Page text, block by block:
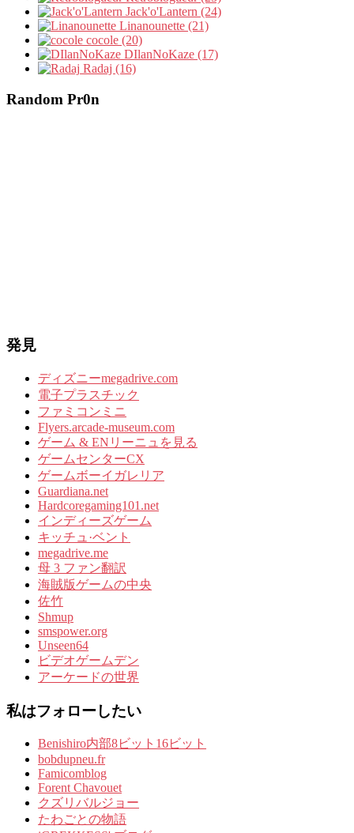
Jack'o'Lantern (24)
Linanounette (21)
cocole (20)
DIlanNoKaze (17)
Radaj (16)
Random Pr0n
発見
ディズニーmegadrive.com
電子プラスチック
ファミコンミニ
Flyers.arcade-museum.com
ゲーム & ENリーニュを見る
ゲームセンターCX
ゲームボーイガレリア
Guardiana.net
Hardcoregaming101.net
インディーズゲーム
キッチュ·ベント
megadrive.me
母 3 ファン翻訳
海賊版ゲームの中央
佐竹
Shmup
smspower.org
Unseen64
ビデオゲームデン
アーケードの世界
私はフォローしたい
Benishiro内部8ビット16ビット
bobdupneu.fr
Famicomblog
Forent Chavouet
クズリバルジョー
たわごとの物語